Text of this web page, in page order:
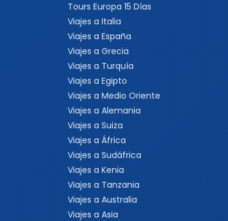
Tours Europa 15 Días
Viajes a Italia
Viajes a España
Viajes a Grecia
Viajes a Turquía
Viajes a Egipto
Viajes a Medio Oriente
Viajes a Alemania
Viajes a Suiza
Viajes a África
Viajes a Sudáfrica
Viajes a Kenia
Viajes a Tanzania
Viajes a Australia
Viajes a Asia